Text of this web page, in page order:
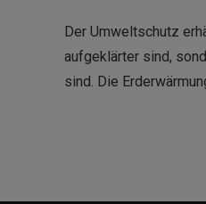
Der Umweltschutz
aufgeklärter sind,
sind. Die